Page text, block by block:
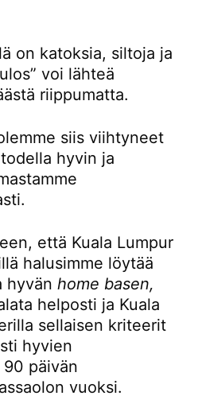
on katoksia, siltoja ja
voi lähteä
riippumatta.
siis viihtyneet
hyvin ja
että Kuala Lumpur
halusimme löytää
hyvän home basen,
helposti ja Kuala
sellaisen kriteerit
hyvien
päivän
vuoksi.